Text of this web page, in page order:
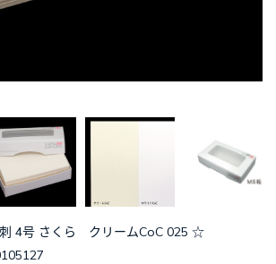
4号 さくら クリームCoC 025 ☆